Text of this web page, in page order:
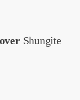
Shungite